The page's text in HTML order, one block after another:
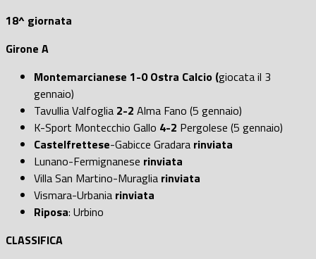
18^ giornata
Girone A
Montemarcianese 1-0 Ostra Calcio (giocata il 3
gennaio)
Tavullia Valfoglia 2-2 Alma Fano (5 gennaio)
K-Sport Montecchio Gallo 4-2 Pergolese (5 gennaio)
Castelfrettese-Gabicce Gradara rinviata
Lunano-Fermignanese rinviata
Villa San Martino-Muraglia rinviata
Vismara-Urbania rinviata
Riposa: Urbino
CLASSIFICA